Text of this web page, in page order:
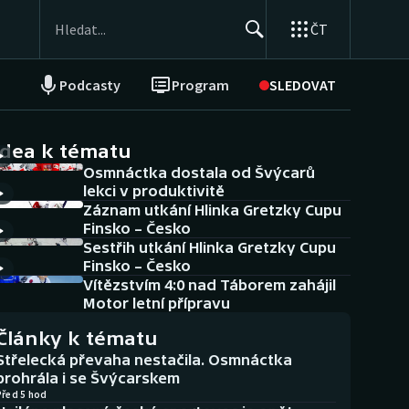
ČT
Podcasty Program SLEDOVAT
NEPŘEHLÉDNĚTE
Historické návraty
Aplikace ČT sport
AZ kvíz
k tématu
Osmnáctka dostala od Švýcarů
lekci v produktivitě
Záznam utkání Hlinka Gretzky Cupu
Finsko – Česko
Sestřih utkání Hlinka Gretzky Cupu
Finsko – Česko
Vítězstvím 4:0 nad Táborem zahájil
Motor letní přípravu
k tématu
převaha nestačila. Osmnáctka
i se Švýcarskem
5 hod